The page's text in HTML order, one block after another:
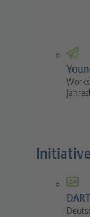
DART